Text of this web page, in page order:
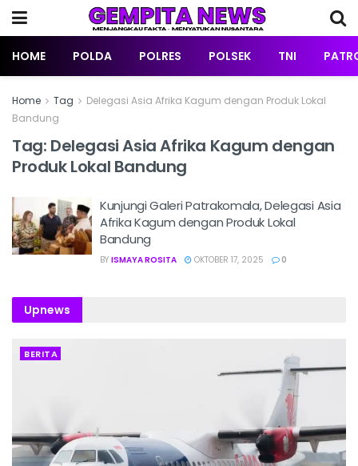
HOME POLDA POLRES POLSEK TNI
Home Tag
Delegasi Asia Afrika Kagum dengan Produk Lokal
Bandung
Tag: Delegasi Asia Afrika Kagum dengan
Produk Lokal Bandung
Kunjungi Galeri Patrakomala, Delegasi Asia
Afrika Kagum dengan Produk Lokal
Bandung
BY ISMAYA ROSITA OKTOBER 17, 2025 0
Upnews
BERITA